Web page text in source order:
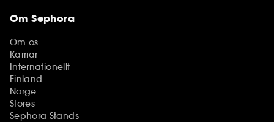
Om Sephora
Om os
Karriär
Internationellt
Finland
Norge
Stores
Sephora Stands